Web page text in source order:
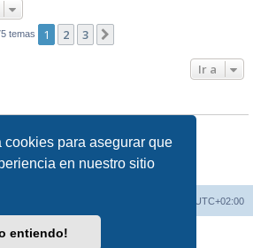
cookies para asegurar que
en nuestro sitio
entiendo!
temas 1 2 3
Ir a
este Foro
este Foro
en este Foro
Foro
UTC+02:00
phpBB® Forum Software © phpBB Limited